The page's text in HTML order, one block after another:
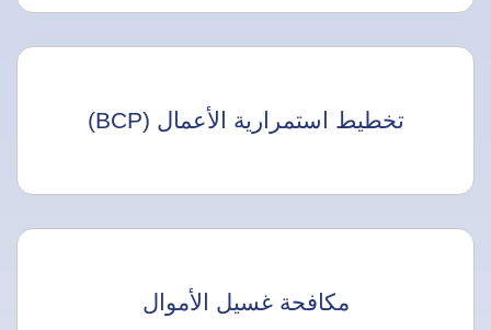
تخطيط استمرارية الأعمال (BCP)
مكافحة غسيل الأموال